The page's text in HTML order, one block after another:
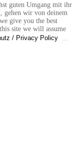
guten Umgang mit ihr
gehen wir von deinem
give you the best
site we will assume
/ Privacy Policy